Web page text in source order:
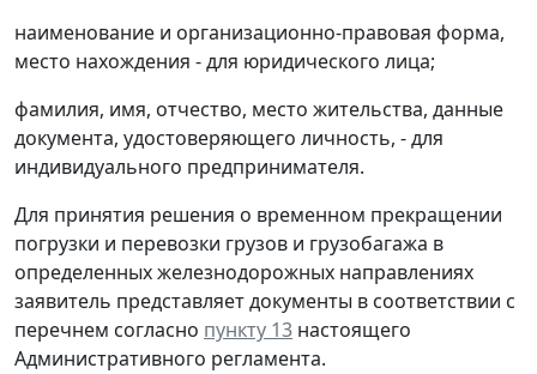
наименование и организационно-правовая форма,
место нахождения - для юридического лица;
фамилия, имя, отчество, место жительства, данные
документа, удостоверяющего личность, - для
индивидуального предпринимателя.
Для принятия решения о временном прекращении
погрузки и перевозки грузов и грузобагажа в
определенных железнодорожных направлениях
заявитель представляет документы в соответствии с
перечнем согласно пункту 13 настоящего
Административного регламента.